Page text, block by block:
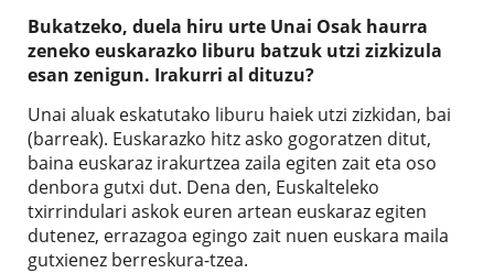
Bukatzeko, duela hiru urte Unai Osak haurra
zeneko euskarazko liburu batzuk utzi zizkizula
esan zenigun. Irakurri al dituzu?
Unai aluak eskatutako liburu haiek utzi zizkidan, bai
(barreak). Euskarazko hitz asko gogoratzen ditut,
baina euskaraz irakurtzea zaila egiten zait eta oso
denbora gutxi dut. Dena den, Euskalteleko
txirrindulari askok euren artean euskaraz egiten
dutenez, errazagoa egingo zait nuen euskara maila
gutxienez berreskura-tzea.